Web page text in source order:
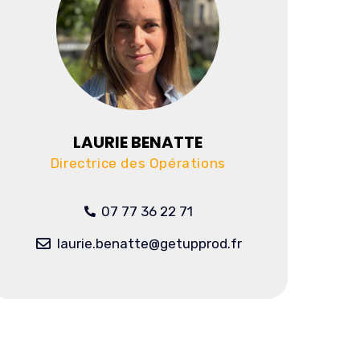
LAURIE BENATTE
Directrice des Opérations
07 77 36 22 71
laurie.benatte@getupprod.fr